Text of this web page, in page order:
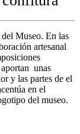
Museo. En las
artesanal
unas
y las partes de el
en el
del museo.